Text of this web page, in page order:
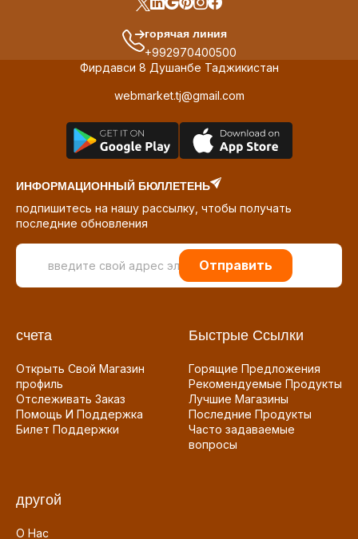
горячая линия
+992970400500
Фирдавси 8 Душанбе Таджикистан
webmarket.tj@gmail.com
ИНФОРМАЦИОННЫЙ БЮЛЛЕТЕНЬ
подпишитесь на нашу рассылку, чтобы получать
последние обновления
Отправить
счета
Открыть Свой Магазин
профиль
Отслеживать Заказ
Помощь И Поддержка
Билет Поддержки
Быстрые Ссылки
Горящие Предложения
Рекомендуемые Продукты
Лучшие Магазины
Последние Продукты
Часто задаваемые
вопросы
другой
О Нас